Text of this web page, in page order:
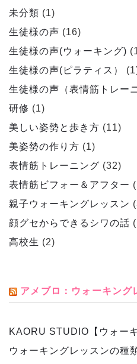
未分類 (1)
生徒様の声 (16)
生徒様の声(ウォーキング)
生徒様の声(ピラティス）
生徒様の声（表情筋トレー
研修 (1)
美しい姿勢と歩き方 (11)
美姿勢の作り方 (1)
表情筋トレーニング (32)
表情筋ビフォー＆アフター
親子ウォーキングレッスン
顔グセからできるシワの話
高校生 (2)
アメブロ：ウォーキング
KAORU STUDIO【ウォー
ウォーキングレッスンの種